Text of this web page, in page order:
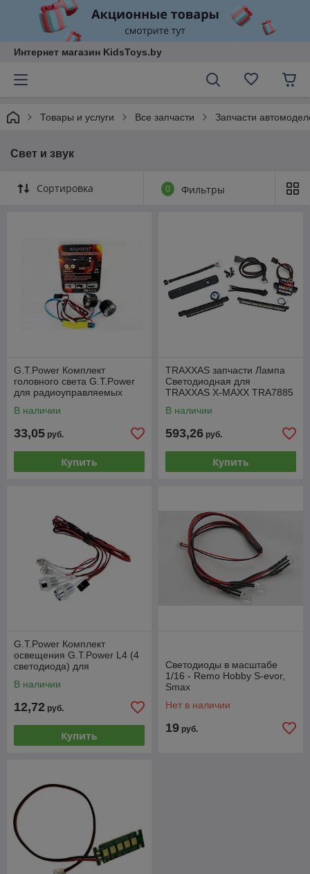
Интернет магазин KidsToys.by
Товары и услуги Все запчасти Запчасти
Свет и звук
Сортировка 0 Фильтры
G.T.Power Комплект
головного света G.T.Power
для радиоуправляемых
В наличии
33,05 руб.
Купить
TRAXXAS запчасти Лампа
Светодиодная для
TRAXXAS X-MAXX TRA7885
В наличии
593,26 руб.
Купить
G.T.Power Комплект
освещения G.T.Power L4 (4
светодиода) для
автомоделей
В наличии
12,72 руб.
Купить
Светодиоды в масштабе
1/16 - Remo Hobby S-evor,
Smax
Нет в наличии
19 руб.